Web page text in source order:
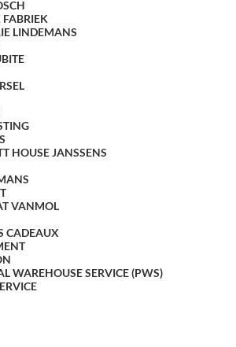
LINDEMANS
HOUSE JANSSENS
VANMOL
CADEAUX
WAREHOUSE SERVICE (PWS)